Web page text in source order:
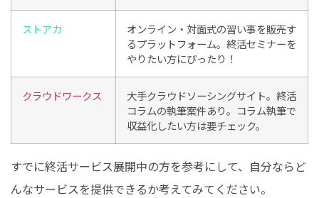
ストアカ
オンライン・対面式の習い事を販売す
るプラットフォーム。終活セミナーを
やりたい方にぴったり！
クラウドワークス
大手クラウドソーシングサイト。終活
コラムの執筆案件あり。コラム執筆で
収益化したい方は要チェック。
すでに終活サービス展開中の方を参考にして、自分ならど
んなサービスを提供できるか考えてみてください。